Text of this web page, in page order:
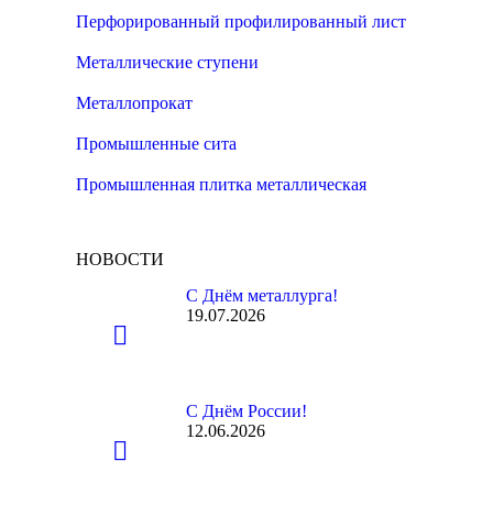
Перфорированный профилированный лист
Металлические ступени
Металлопрокат
Промышленные сита
Промышленная плитка металлическая
НОВОСТИ
С Днём металлурга!
19.07.2026
С Днём России!
12.06.2026